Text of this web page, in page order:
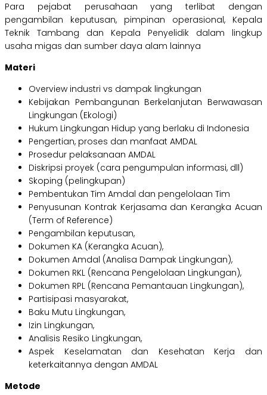
Para pejabat perusahaan yang terlibat dengan
pengambilan keputusan, pimpinan operasional, Kepala
Teknik Tambang dan Kepala Penyelidik dalam lingkup
usaha migas dan sumber daya alam lainnya
Materi
Overview industri vs dampak lingkungan
Kebijakan Pembangunan Berkelanjutan Berwawasan
Lingkungan (Ekologi)
Hukum Lingkungan Hidup yang berlaku di Indonesia
Pengertian, proses dan manfaat AMDAL
Prosedur pelaksanaan AMDAL
Diskripsi proyek (cara pengumpulan informasi, dll)
Skoping (pelingkupan)
Pembentukan Tim Amdal dan pengelolaan Tim
Penyusunan Kontrak Kerjasama dan Kerangka Acuan
(Term of Reference)
Pengambilan keputusan,
Dokumen KA (Kerangka Acuan),
Dokumen Amdal (Analisa Dampak Lingkungan),
Dokumen RKL (Rencana Pengelolaan Lingkungan),
Dokumen RPL (Rencana Pemantauan Lingkungan),
Partisipasi masyarakat,
Baku Mutu Lingkungan,
Izin Lingkungan,
Analisis Resiko Lingkungan,
Aspek Keselamatan dan Kesehatan Kerja dan
keterkaitannya dengan AMDAL
Metode